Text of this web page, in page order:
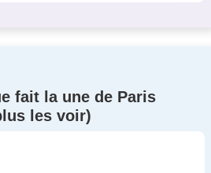
fait la une de Paris
les voir)